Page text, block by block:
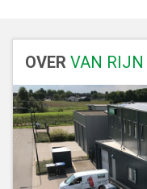
OVER VAN RIJN